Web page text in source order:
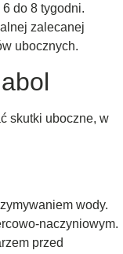
do 8 tygodni.
zalecanej
ubocznych.
skutki uboczne, w
wody.
naczyniowym.
przed